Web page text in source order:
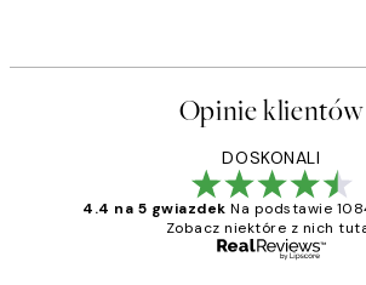
Opinie klientów
DOSKONALI
4.4 na 5 gwiazdek Na podstawie
Zobacz niektóre z nich